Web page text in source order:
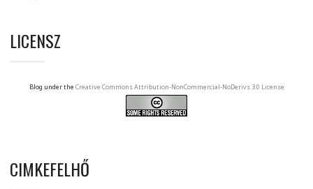
LICENSZ
Blog under the Creative Commons Attribution-NonCommercial-NoDerivs 3.0 License
CIMKEFELHŐ